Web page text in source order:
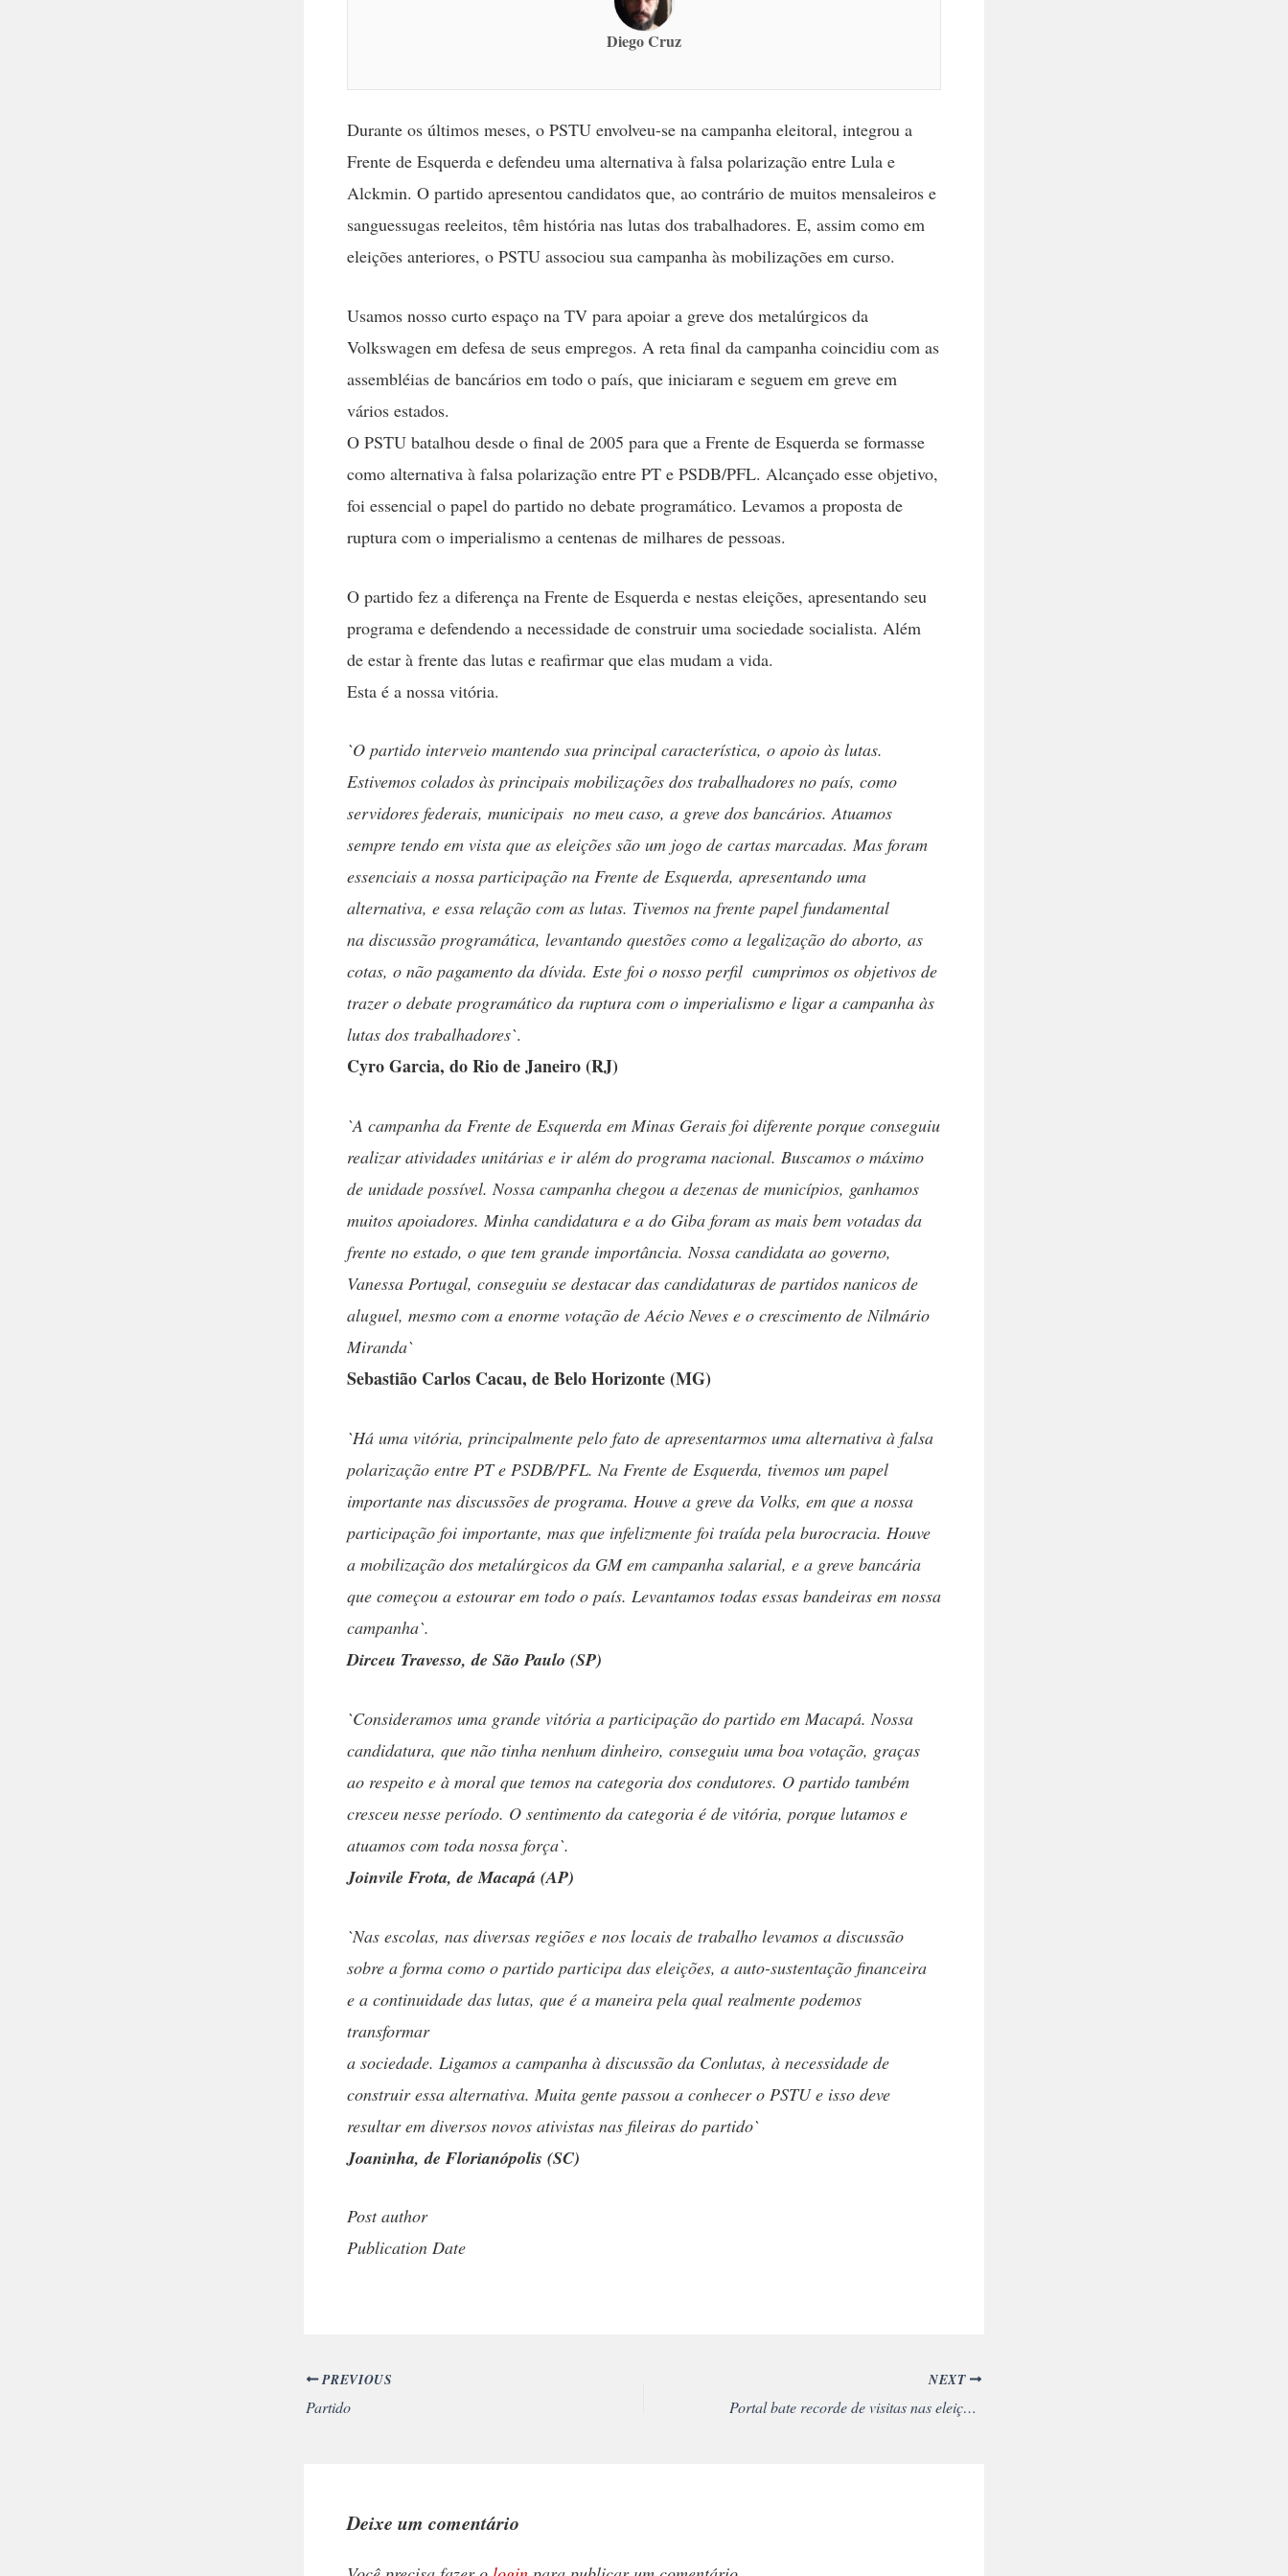
Diego Cruz
Durante os últimos meses, o PSTU envolveu-se na campanha eleitoral, integrou a
Frente de Esquerda e defendeu uma alternativa à falsa polarização entre Lula e
Alckmin. O partido apresentou candidatos que, ao contrário de muitos mensaleiros e
sanguessugas reeleitos, têm história nas lutas dos trabalhadores. E, assim como em
eleições anteriores, o PSTU associou sua campanha às mobilizações em curso.
Usamos nosso curto espaço na TV para apoiar a greve dos metalúrgicos da
Volkswagen em defesa de seus empregos. A reta final da campanha coincidiu com as
assembléias de bancários em todo o país, que iniciaram e seguem em greve em
vários estados.
O PSTU batalhou desde o final de 2005 para que a Frente de Esquerda se formasse
como alternativa à falsa polarização entre PT e PSDB/PFL. Alcançado esse objetivo,
foi essencial o papel do partido no debate programático. Levamos a proposta de
ruptura com o imperialismo a centenas de milhares de pessoas.
O partido fez a diferença na Frente de Esquerda e nestas eleições, apresentando seu
programa e defendendo a necessidade de construir uma sociedade socialista. Além
de estar à frente das lutas e reafirmar que elas mudam a vida.
Esta é a nossa vitória.
`O partido interveio mantendo sua principal característica, o apoio às lutas.
Estivemos colados às principais mobilizações dos trabalhadores no país, como
servidores federais, municipais  no meu caso, a greve dos bancários. Atuamos
sempre tendo em vista que as eleições são um jogo de cartas marcadas. Mas foram
essenciais a nossa participação na Frente de Esquerda, apresentando uma
alternativa, e essa relação com as lutas. Tivemos na frente papel fundamental
na discussão programática, levantando questões como a legalização do aborto, as
cotas, o não pagamento da dívida. Este foi o nosso perfil  cumprimos os objetivos de
trazer o debate programático da ruptura com o imperialismo e ligar a campanha às
lutas dos trabalhadores`.
Cyro Garcia, do Rio de Janeiro (RJ)
`A campanha da Frente de Esquerda em Minas Gerais foi diferente porque conseguiu
realizar atividades unitárias e ir além do programa nacional. Buscamos o máximo
de unidade possível. Nossa campanha chegou a dezenas de municípios, ganhamos
muitos apoiadores. Minha candidatura e a do Giba foram as mais bem votadas da
frente no estado, o que tem grande importância. Nossa candidata ao governo,
Vanessa Portugal, conseguiu se destacar das candidaturas de partidos nanicos de
aluguel, mesmo com a enorme votação de Aécio Neves e o crescimento de Nilmário
Miranda`
Sebastião Carlos Cacau, de Belo Horizonte (MG)
`Há uma vitória, principalmente pelo fato de apresentarmos uma alternativa à falsa
polarização entre PT e PSDB/PFL. Na Frente de Esquerda, tivemos um papel
importante nas discussões de programa. Houve a greve da Volks, em que a nossa
participação foi importante, mas que infelizmente foi traída pela burocracia. Houve
a mobilização dos metalúrgicos da GM em campanha salarial, e a greve bancária
que começou a estourar em todo o país. Levantamos todas essas bandeiras em nossa
campanha`.
Dirceu Travesso, de São Paulo (SP)
`Consideramos uma grande vitória a participação do partido em Macapá. Nossa
candidatura, que não tinha nenhum dinheiro, conseguiu uma boa votação, graças
ao respeito e à moral que temos na categoria dos condutores. O partido também
cresceu nesse período. O sentimento da categoria é de vitória, porque lutamos e
atuamos com toda nossa força`.
Joinvile Frota, de Macapá (AP)
`Nas escolas, nas diversas regiões e nos locais de trabalho levamos a discussão
sobre a forma como o partido participa das eleições, a auto-sustentação financeira
e a continuidade das lutas, que é a maneira pela qual realmente podemos
transformar
a sociedade. Ligamos a campanha à discussão da Conlutas, à necessidade de
construir essa alternativa. Muita gente passou a conhecer o PSTU e isso deve
resultar em diversos novos ativistas nas fileiras do partido`
Joaninha, de Florianópolis (SC)
Post author
Publication Date
PREVIOUS
Partido
NEXT
Portal bate recorde de visitas nas eleições
Deixe um comentário